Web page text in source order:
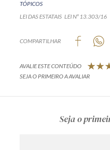
TÓPICOS
LEI DAS ESTATAIS LEI Nº 13.303/16
COMPARTILHAR
AVALIE ESTE CONTEÚDO
SEJA O PRIMEIRO A AVALIAR
Seja o